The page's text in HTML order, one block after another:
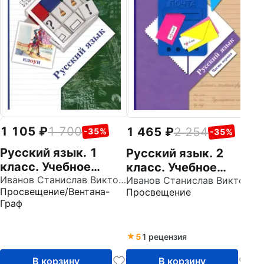
1 105 1 700 -35%
Русский язык. 1
класс. Учебное
пособие. ФГОС
Иванов Станислав Викторович
Просвещение/Вентана-
Граф
В корзину
1 465 2 254 -35%
Русский язык. 2
класс. Учебное
пособие. В 2-х
частях. Часть 1.
Просвещение
51 рецензия
В корзину